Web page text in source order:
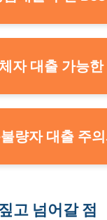
자 대출 가능한
량자 대출 주
고 넘어갈 점